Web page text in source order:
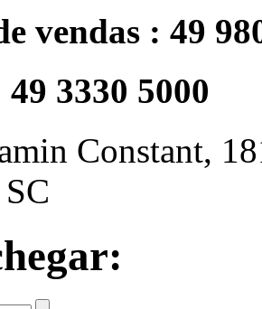
vendas : 49
3330 5000
Constant,